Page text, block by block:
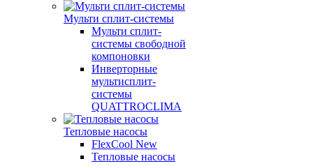
Мульти сплит-системы
Мульти сплит-
системы свободной
компоновки
Инверторные
мультисплит-
системы
QUATTROCLIMA
Тепловые насосы
FlexCool New
Тепловые насосы